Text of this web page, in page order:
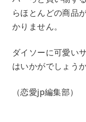
らほとんどの商品
かりません。
ダイソーに可愛い
はいかがでしょうか
（恋愛jp編集部）